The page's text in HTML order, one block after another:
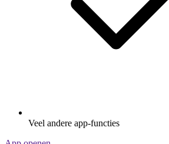
Veel andere app-functies